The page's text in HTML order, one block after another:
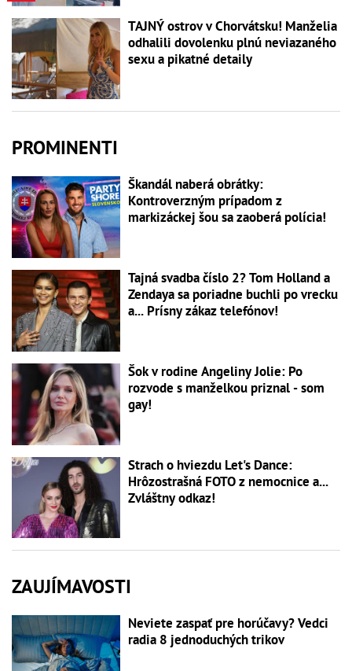
TAJNÝ ostrov v Chorvátsku! Manželia
odhalili dovolenku plnú neviazaného
sexu a pikatné detaily
PROMINENTI
Škandál naberá obrátky:
Kontroverzným prípadom z
markizáckej šou sa zaoberá polícia!
Tajná svadba číslo 2? Tom Holland a
Zendaya sa poriadne buchli po vrecku
a... Prísny zákaz telefónov!
Šok v rodine Angeliny Jolie: Po
rozvode s manželkou priznal - som
gay!
Strach o hviezdu Let's Dance:
Hrôzostrašná FOTO z nemocnice a...
Zvláštny odkaz!
ZAUJÍMAVOSTI
Neviete zaspať pre horúčavy? Vedci
radia 8 jednoduchých trikov